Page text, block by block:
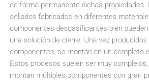
de forma permanente dichas propiedades.
sellados fabricados en diferentes
componentes desgasificantes bien
una solución de cierre. Una vez producidos
componentes, se montan en un completo
Estos procesos suelen ser muy
montan múltiples componentes con gran